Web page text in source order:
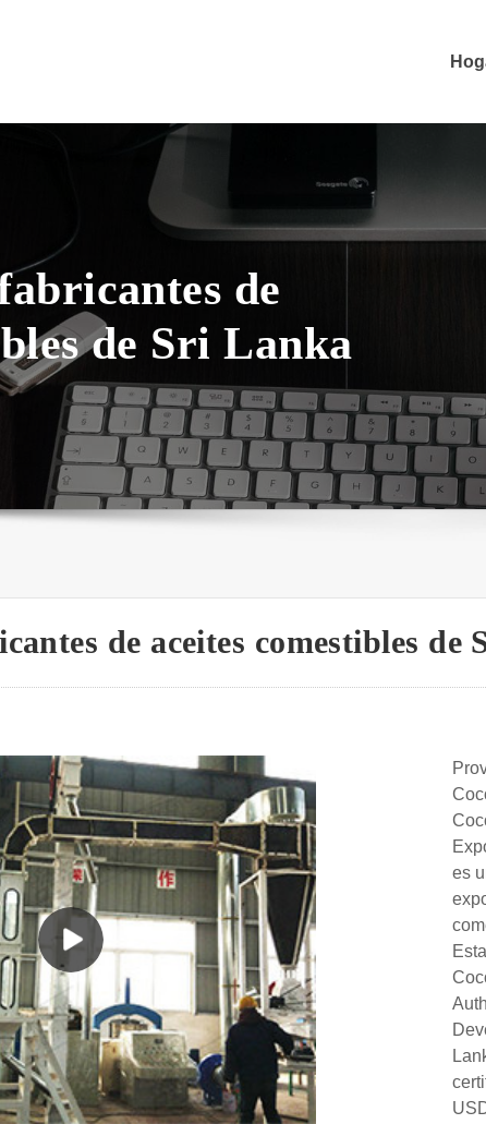
de
de Sri Lanka
de aceites comestibles de
es